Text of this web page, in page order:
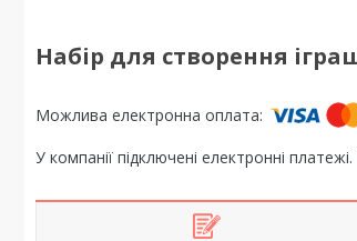
Набір для створення
У компанії підключені електронні